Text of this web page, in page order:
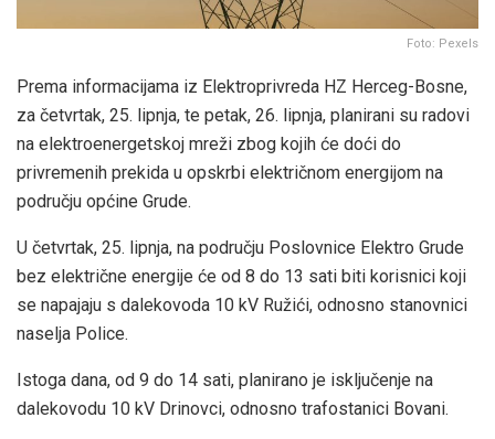
Foto: Pexels
Prema informacijama iz Elektroprivreda HZ Herceg-Bosne,
za četvrtak, 25. lipnja, te petak, 26. lipnja, planirani su radovi
na elektroenergetskoj mreži zbog kojih će doći do
privremenih prekida u opskrbi električnom energijom na
području općine Grude.
U četvrtak, 25. lipnja, na području Poslovnice Elektro Grude
bez električne energije će od 8 do 13 sati biti korisnici koji
se napajaju s dalekovoda 10 kV Ružići, odnosno stanovnici
naselja Police.
Istoga dana, od 9 do 14 sati, planirano je isključenje na
dalekovodu 10 kV Drinovci, odnosno trafostanici Bovani.